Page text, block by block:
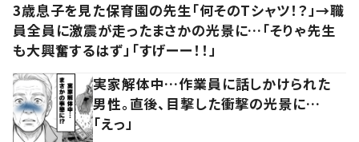
3歳息子を見た保育園の先生「何そのTシャツ！？」→職
員全員に激震が走ったまさかの光景に…「そりゃ先生
も大興奮するはず」「すげーー！！」
実家解体中…作業員に話しかけられた
男性。直後、目撃した衝撃の光景に…
「えっ」